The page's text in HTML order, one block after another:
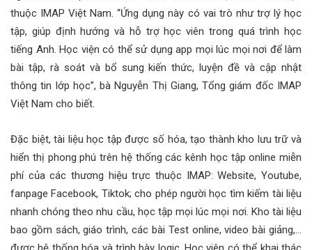
thuộc IMAP Việt Nam. “Ứng dụng này có vai trò như trợ lý học
tập, giúp định hướng và hỗ trợ học viên trong quá trình học
tiếng Anh. Học viện có thể sử dụng app mọi lúc mọi nơi để làm
bài tập, rà soát và bổ sung kiến thức, luyện đề và cập nhật
thông tin lớp học”, bà Nguyễn Thị Giang, Tổng giám đốc IMAP
Việt Nam cho biết.
Đặc biệt, tài liệu học tập được số hóa, tạo thành kho lưu trữ và
hiển thị phong phú trên hệ thống các kênh học tập online miễn
phí của các thương hiệu trực thuộc IMAP: Website, Youtube,
fanpage Facebook, Tiktok; cho phép người học tìm kiếm tài liệu
nhanh chóng theo nhu cầu, học tập mọi lúc mọi nơi. Kho tài liệu
bao gồm sách, giáo trình, các bài Test online, video bài giảng,…